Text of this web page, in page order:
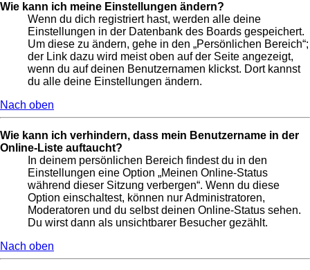
Wie kann ich meine Einstellungen ändern?
Wenn du dich registriert hast, werden alle deine
Einstellungen in der Datenbank des Boards gespeichert.
Um diese zu ändern, gehe in den „Persönlichen Bereich“;
der Link dazu wird meist oben auf der Seite angezeigt,
wenn du auf deinen Benutzernamen klickst. Dort kannst
du alle deine Einstellungen ändern.
Nach oben
Wie kann ich verhindern, dass mein Benutzername in der
Online-Liste auftaucht?
In deinem persönlichen Bereich findest du in den
Einstellungen eine Option „Meinen Online-Status
während dieser Sitzung verbergen“. Wenn du diese
Option einschaltest, können nur Administratoren,
Moderatoren und du selbst deinen Online-Status sehen.
Du wirst dann als unsichtbarer Besucher gezählt.
Nach oben